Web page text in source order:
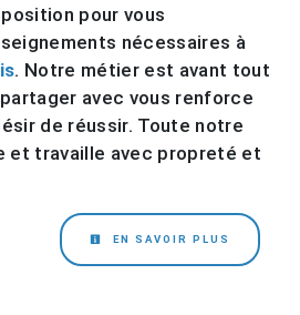
pour vous
nécessaires à
. Notre métier est avant tout
avec vous renforce
de réussir. Toute notre
et travaille avec propreté et
EN SAVOIR PLUS